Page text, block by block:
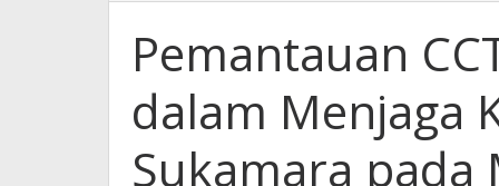
Pemantauan
dalam Menjaga
Sukamara pada